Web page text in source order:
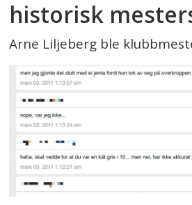
historisk
Arne Liljeberg ble